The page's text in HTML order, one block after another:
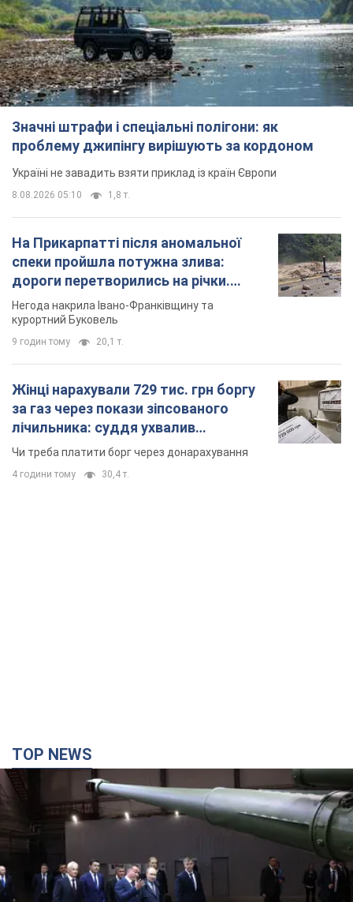
Значні штрафи і спеціальні полігони: як
проблему джипінгу вирішують за кордоном
Україні не завадить взяти приклад із країн Європи
8.08.2026 05:10 1,8 т.
На Прикарпатті після аномальної
спеки пройшла потужна злива:
дороги перетворились на річки.
Відео
Негода накрила Івано-Франківщину та
курортний Буковель
9 годин тому 20,1 т.
Жінці нарахували 729 тис. грн боргу
за газ через покази зіпсованого
лічильника: суддя ухвалив
неочікуване рішення
Чи треба платити борг через донарахування
4 години тому 30,4 т.
TOP NEWS